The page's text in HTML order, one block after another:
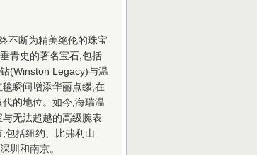
不断为精美绝伦的珠宝
青史的著名宝石,包括
(Winston Legacy)与温
瞬间增添华丽点缀,在
的地位。如今,海瑞温
无法超越的高级腕表
包括纽约、比弗利山
圳和南京。